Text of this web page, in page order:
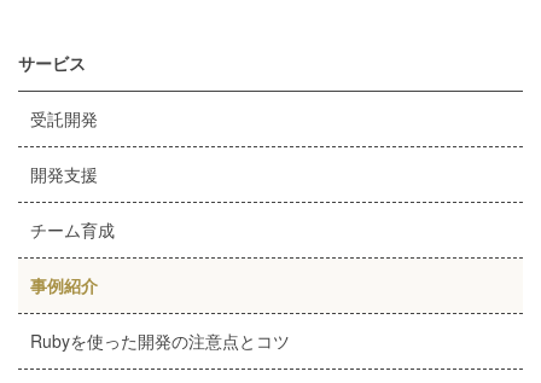
サービス
受託開発
開発支援
チーム育成
事例紹介
Rubyを使った開発の注意点とコツ